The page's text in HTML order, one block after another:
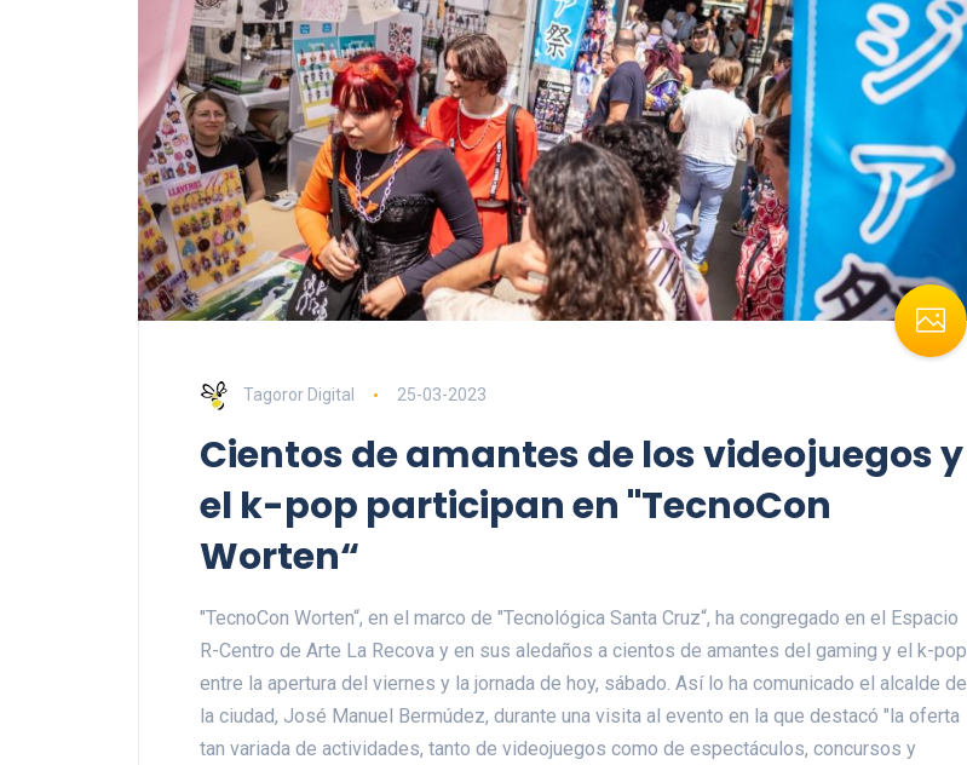
Tagoror Digital 25-03-2023
Cientos de amantes de los videojuegos y
el k-pop participan en "TecnoCon
Worten“
"TecnoCon Worten“, en el marco de "Tecnológica Santa Cruz“, ha congregado en el Espacio
R-Centro de Arte La Recova y en sus aledaños a cientos de amantes del gaming y el k-pop
entre la apertura del viernes y la jornada de hoy, sábado. Así lo ha comunicado el alcalde de
la ciudad, José Manuel Bermúdez, durante una visita al evento en la que destacó "la oferta
tan variada de actividades, tanto de videojuegos como de espectáculos, concursos y